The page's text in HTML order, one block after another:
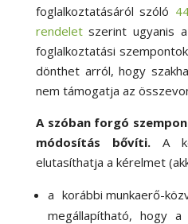
foglalkoztatásáról szóló
rendeletszerint ugyanis a
foglalkoztatási
dönthet arról, hogy
nem támogatja az
A szóban forgó
módosítás bővíti.
A
elutasíthatja a kérelmet
a korábbi munkaerő-
megállapítható, hogy